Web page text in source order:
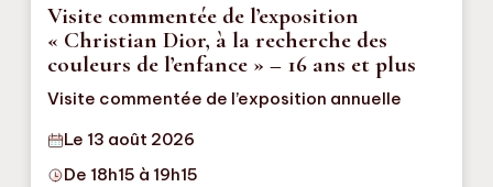
Visite commentée de l’exposition
« Christian Dior, à la recherche des
couleurs de l’enfance » – 16 ans et plus
Visite commentée de l’exposition annuelle
Le 13 août 2026
De 18h15 à 19h15